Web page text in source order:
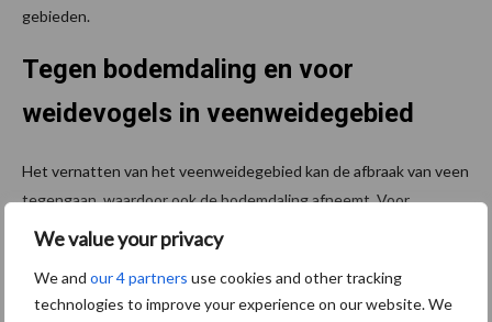
We value your privacy
We and our 4 partners use cookies and other tracking
technologies to improve your experience on our website. We
gebieden.
Tegen bodemdaling en voor
weidevogels in veenweidegebied
Het vernatten van het veenweidegebied kan de afbraak van veen
tegengaan, waardoor ook de bodemdaling afneemt. Voor
weidevogels is vernatting van het gebied in veel gevallen ook
doordringbaar is voor de vogelsnavels. Daarnaast zitten
regenwormen, het belangrijkste voedsel van volwassen